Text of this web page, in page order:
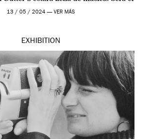
[…]
13 / 05 / 2024 — VER MÁS
EXHIBITION